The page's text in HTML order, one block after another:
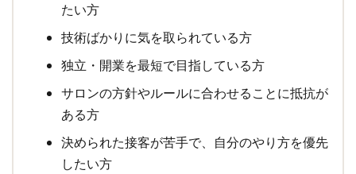
たい方
技術ばかりに気を取られている方
独立・開業を最短で目指している方
サロンの方針やルールに合わせることに抵抗が
ある方
決められた接客が苦手で、自分のやり方を優先
したい方